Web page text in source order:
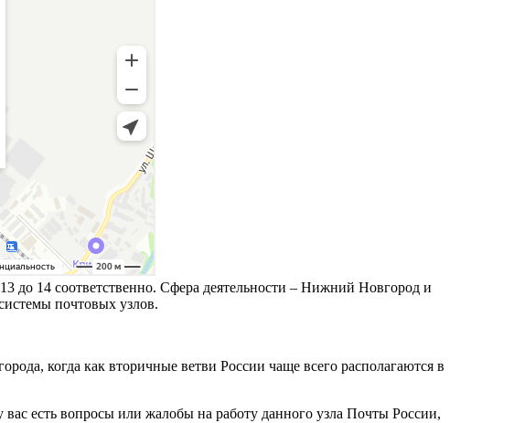
до 14 соответственно. Сфера деятельности – Нижний Новгород и
почтовых узлов.
когда как вторичные ветви России чаще всего располагаются в
есть вопросы или жалобы на работу данного узла Почты России,